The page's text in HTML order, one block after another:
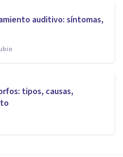
auditivo: síntomas,
tipos, causas,